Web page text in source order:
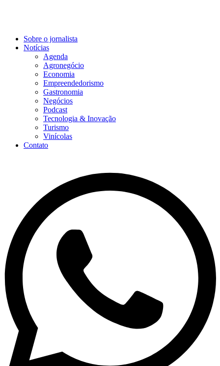
Sobre o jornalista
Notícias
Agenda
Agronegócio
Economia
Empreendedorismo
Gastronomia
Negócios
Podcast
Tecnologia & Inovação
Turismo
Vinícolas
Contato